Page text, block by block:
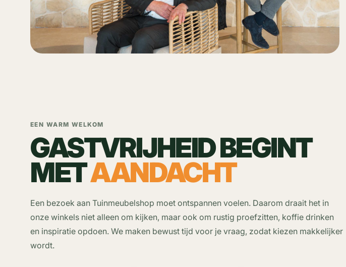
EEN WARM WELKOM
GASTVRIJHEID BEGINT
METAANDACHT
Een bezoek aan Tuinmeubelshop moet ontspannen voelen. Daarom draait het in
onze winkels niet alleen om kijken, maar ook om rustig proefzitten, koffie drinken
en inspiratie opdoen. We maken bewust tijd voor je vraag, zodat kiezen makkelijker
wordt.